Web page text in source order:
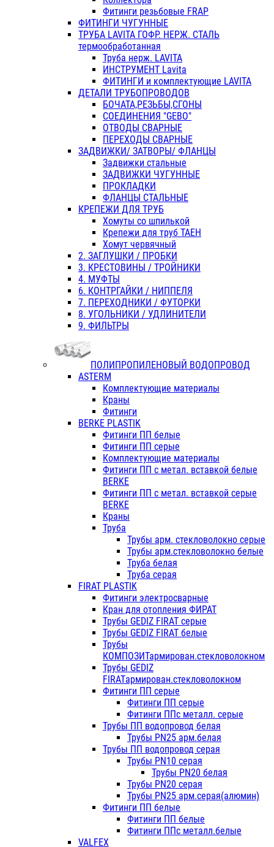
Фитинги резьбовые FRAP
ФИТИНГИ ЧУГУННЫЕ
ТРУБА LAVITA ГОФР. НЕРЖ. СТАЛЬ
термообработанная
Труба нерж. LAVITA
ИНСТРУМЕНТ Lavita
ФИТИНГИ и комплектующие LAVITA
ДЕТАЛИ ТРУБОПРОВОДОВ
БОЧАТА,РЕЗЬБЫ,СГОНЫ
СОЕДИНЕНИЯ "GEBO"
ОТВОДЫ СВАРНЫЕ
ПЕРЕХОДЫ СВАРНЫЕ
ЗАДВИЖКИ/ ЗАТВОРЫ/ ФЛАНЦЫ
Задвижки стальные
ЗАДВИЖКИ ЧУГУННЫЕ
ПРОКЛАДКИ
ФЛАНЦЫ СТАЛЬНЫЕ
КРЕПЕЖИ ДЛЯ ТРУБ
Хомуты со шпилькой
Крепежи для труб ТАЕН
Хомут червячный
2. ЗАГЛУШКИ / ПРОБКИ
3. КРЕСТОВИНЫ / ТРОЙНИКИ
4. МУФТЫ
6. КОНТРГАЙКИ / НИППЕЛЯ
7. ПЕРЕХОДНИКИ / ФУТОРКИ
8. УГОЛЬНИКИ / УДЛИНИТЕЛИ
9. ФИЛЬТРЫ
ПОЛИПРОПИЛЕНОВЫЙ ВОДОПРОВОД
ASTERM
Комплектующие материалы
Краны
Фитинги
BERKE PLASTIK
Фитинги ПП белые
Фитинги ПП серые
Комплектующие материалы
Фитинги ПП с метал. вставкой белые
BERKE
Фитинги ПП с метал. вставкой серые
BERKE
Краны
Труба
Трубы арм. стекловолокно серые
Трубы арм.стекловолокно белые
Труба белая
Труба серая
FIRAT PLASTIK
Фитинги электросварные
Кран для отопления ФИРАТ
Трубы GEDIZ FIRAT серые
Трубы GEDIZ FIRAT белые
Трубы
КОМПОЗИТармирован.стекловолокном
Трубы GEDIZ
FIRATармирован.стекловолокном
Фитинги ПП серые
Фитинги ПП серые
Фитинги ППс металл. серые
Трубы ПП водопровод белая
Трубы PN25 арм.белая
Трубы ПП водопровод серая
Трубы PN10 серая
Трубы PN20 белая
Трубы PN20 серая
Трубы PN25 арм.серая(алюмин)
Фитинги ПП белые
Фитинги ПП белые
Фитинги ППс металл.белые
VALFEX